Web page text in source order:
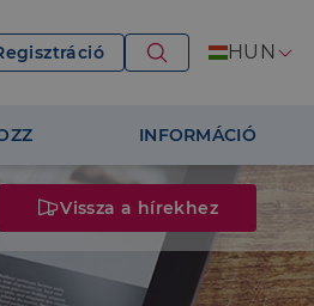
HUN
INFORMÁCIÓ
Vissza a hírekhez